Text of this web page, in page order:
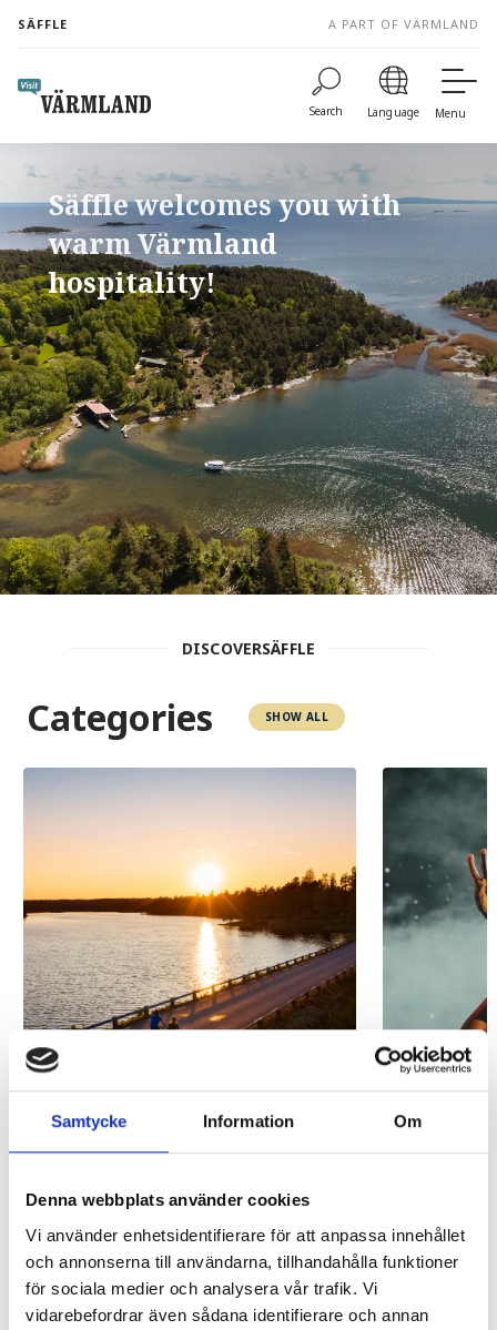
Samtycke Information Om
Denna webbplats använder cookies
Vi använder enhetsidentifierare för att anpassa innehållet
och annonserna till användarna, tillhandahålla funktioner
för sociala medier och analysera vår trafik. Vi
vidarebefordrar även sådana identifierare och annan
content
SÄFFLE A PART OF VÄRMLAND
Search Language Menu
Säffle welcomes you with
warm Värmland
hospitality!
DISCOVERSÄFFLE
Categories SHOW ALL
Activities Events
Explore, taste, and slow down in your own
time. Here, hidden gems, unexpected flavours,